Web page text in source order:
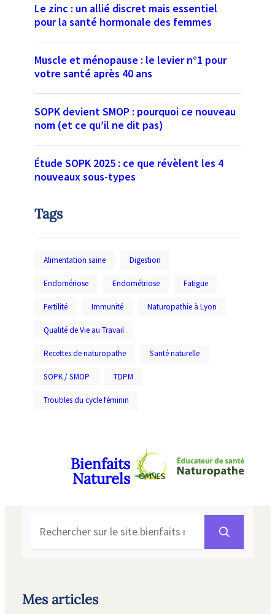
Le zinc : un allié discret mais essentiel
pour la santé hormonale des femmes
Muscle et ménopause : le levier n°1 pour
votre santé après 40 ans
SOPK devient SMOP : pourquoi ce nouveau
nom (et ce qu’il ne dit pas)
Étude SOPK 2025 : ce que révèlent les 4
nouveaux sous-types
Tags
Alimentation saine Digestion
Endomériose Endométriose Fatigue
Fertilité Immunité Naturopathie à Lyon
Qualité de Vie au Travail
Recettes de naturopathe Santé naturelle
SOPK / SMOP TDPM
Troubles du cycle féminin
Bienfaits
Naturels
Mes articles